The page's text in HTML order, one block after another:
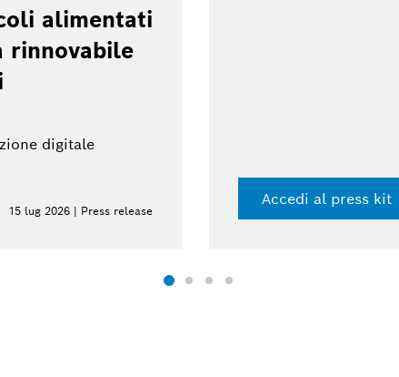
13 lug 2026 | Presskit
Leggi il comunicato